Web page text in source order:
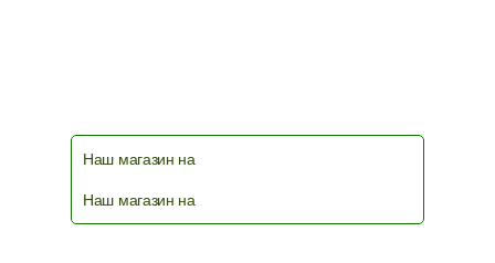
Наш магазин на
Наш магазин на